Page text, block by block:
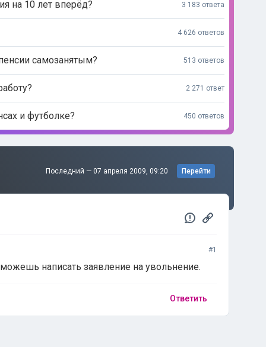
на 10 лет вперёд? 3 183 ответа
4 626 ответов
самозанятым? 513 ответов
2 271 ответ
и футболке? 450 ответов
Последний — 07 апреля 2009, 09:20 Перейти
#1
написать заявление на увольнение.
Ответить